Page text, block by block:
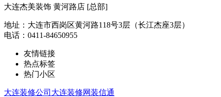
大连杰美装饰 黄河路店 [总部]
地址：大连市西岗区黄河路118号3层（长江杰座3层）
电话：0411-84650955
友情链接
热点标签
热门小区
大连装修公司 大连装修网装信通